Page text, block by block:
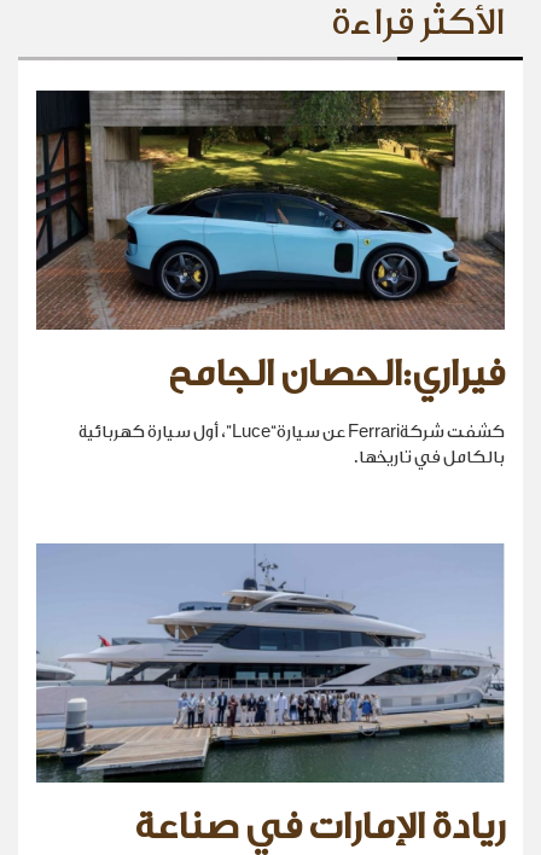
الأكثر قراءة
فيراري:الحصان الجامح
كشفت شركةFerrari عن سيارة“Luce”، أول سيارة كهربائية
بالكامل في تاريخها.
ريادة الإمارات في صناعة